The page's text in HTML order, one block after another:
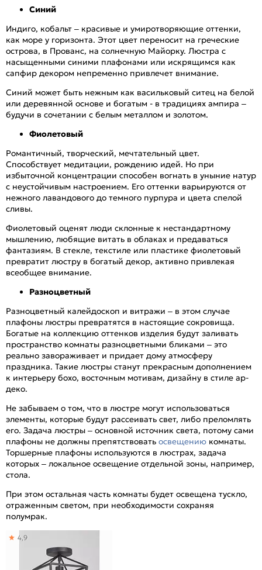
Синий
Индиго, кобальт – красивые и умиротворяющие оттенки,
как море у горизонта. Этот цвет переносит на греческие
острова, в Прованс, на солнечную Майорку. Люстра с
насыщенными синими плафонами или искрящимся как
сапфир декором непременно привлечет внимание.
Синий может быть нежным как васильковый ситец на белой
или деревянной основе и богатым - в традициях ампира –
будучи в сочетании с белым металлом и золотом.
Фиолетовый
Романтичный, творческий, мечтательный цвет.
Способствует медитации, рождению идей. Но при
избыточной концентрации способен вогнать в уныние натур
с неустойчивым настроением. Его оттенки варьируются от
нежного лавандового до темного пурпура и цвета спелой
сливы.
Фиолетовый оценят люди склонные к нестандартному
мышлению, любящие витать в облаках и предаваться
фантазиям. В стекле, текстиле или пластике фиолетовый
превратит люстру в богатый декор, активно привлекая
всеобщее внимание.
Разноцветный
Разноцветный калейдоскоп и витражи – в этом случае
плафоны люстры превратятся в настоящие сокровища.
Богатые на коллекцию оттенков изделия будут заливать
пространство комнаты разноцветными бликами – это
реально завораживает и придает дому атмосферу
праздника. Такие люстры станут прекрасным дополнением
к интерьеру бохо, восточным мотивам, дизайну в стиле ар-
деко.
Не забываем о том, что в люстре могут использоваться
элементы, которые будут рассеивать свет, либо преломлять
его. Задача люстры – основной источник света, потому сами
плафоны не должны препятствовать освещению комнаты.
Торшерные плафоны используются в люстрах, задача
которых – локальное освещение отдельной зоны, например,
стола.
При этом остальная часть комнаты будет освещена тускло,
отраженным светом, при необходимости сохраняя
полумрак.
4,9